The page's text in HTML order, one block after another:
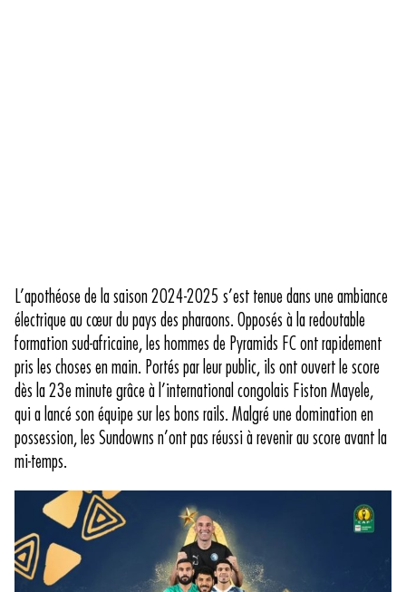
L’apothéose de la saison 2024-2025 s’est tenue dans une ambiance
électrique au cœur du pays des pharaons. Opposés à la redoutable
formation sud-africaine, les hommes de Pyramids FC ont rapidement
pris les choses en main. Portés par leur public, ils ont ouvert le score
dès la 23e minute grâce à l’international congolais Fiston Mayele,
qui a lancé son équipe sur les bons rails. Malgré une domination en
possession, les Sundowns n’ont pas réussi à revenir au score avant la
mi-temps.